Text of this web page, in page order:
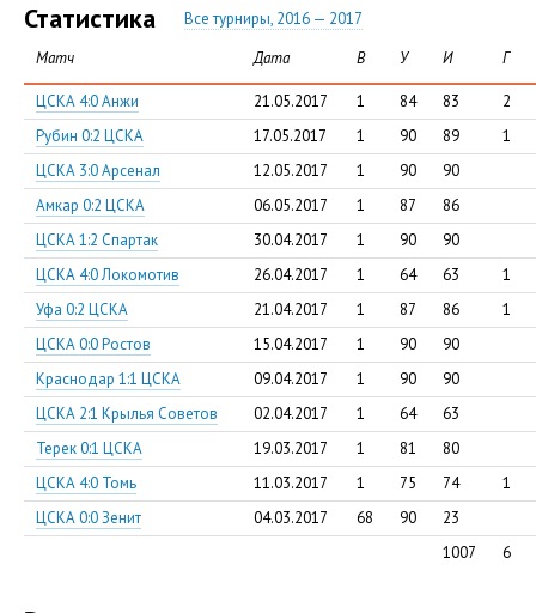
Статистика
Все турниры, 2016 — 2017
Матч
Дата В У И Г
ЦСКА 4:0 Анжи 21.05.2017 1 84 83
2
Рубин 0:2 ЦСКА
17.05.2017 1 90 89
1
ЦСКА 3:0 Арсенал
12.05.2017 1 90
90
Амкар 0:2 ЦСКА
06.05.2017 1 87
86
ЦСКА 1:2 Спартак
30.04.2017 1 90
90
ЦСКА 4:0 Локомотив
26.04.2017 1 64 63
1
Уфа 0:2 ЦСКА
21.04.2017 1 87 86
1
ЦСКА 0:0 Ростов
15.04.2017 1 90
90
Краснодар 1:1 ЦСКА
09.04.2017 1 90
90
ЦСКА 2:1 Крылья Советов
02.04.2017 1 64
63
Терек 0:1 ЦСКА
19.03.2017 1 81
80
ЦСКА 4:0 Томь
11.03.2017 1 75 74
1
ЦСКА 0:0 Зенит
04.03.2017 68 90
23
1007
6